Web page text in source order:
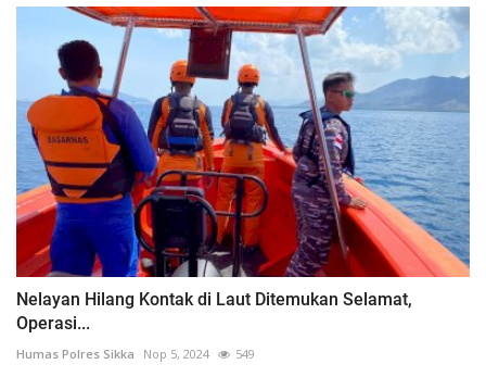
Nelayan Hilang Kontak di Laut Ditemukan Selamat,
Operasi...
Humas Polres Sikka Nop 5, 2024 549